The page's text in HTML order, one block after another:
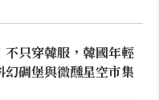
只穿韓服，韓國年輕
幻碉堡與微醺星空市集